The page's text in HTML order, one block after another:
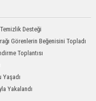
Desteği
Görenlerin Beğenisini Topladı
Toplantısı
Yakalandı